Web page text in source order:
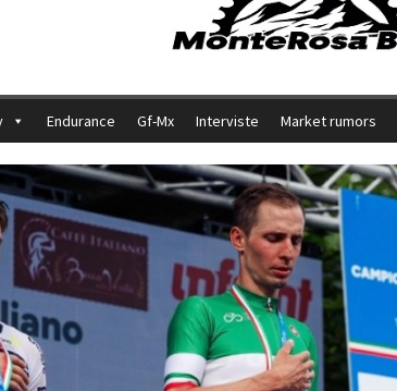
Endurance Gf-Mx Interviste Market rumors